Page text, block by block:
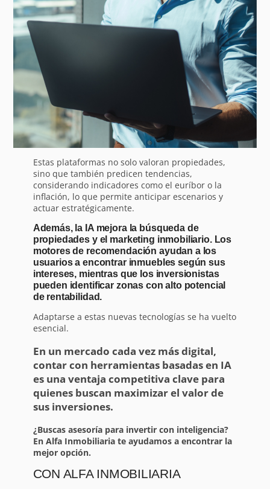
Estas plataformas no solo valoran propiedades,
sino que también predicen tendencias,
considerando indicadores como el euríbor o la
inflación, lo que permite anticipar escenarios y
actuar estratégicamente.
Además, la IA mejora la búsqueda de
propiedades y el marketing inmobiliario. Los
motores de recomendación ayudan a los
usuarios a encontrar inmuebles según sus
intereses, mientras que los inversionistas
pueden identificar zonas con alto potencial
de rentabilidad.
Adaptarse a estas nuevas tecnologías se ha vuelto
esencial.
En un mercado cada vez más digital,
contar con herramientas basadas en IA
es una ventaja competitiva clave para
quienes buscan maximizar el valor de
sus inversiones.
¿Buscas asesoría para invertir con inteligencia?
En Alfa Inmobiliaria te ayudamos a encontrar la
mejor opción.
CON ALFA INMOBILIARIA